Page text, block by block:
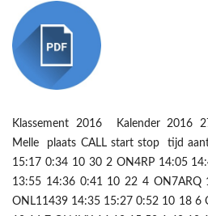
Klassement 2016 Kalender 2016
Melle plaats CALL start stop tijd
15:17 0:34 10 30 2 ON4RP 14:05
13:55 14:36 0:41 10 22 4
ONL11439 14:35 15:27 0:52 10 18 6